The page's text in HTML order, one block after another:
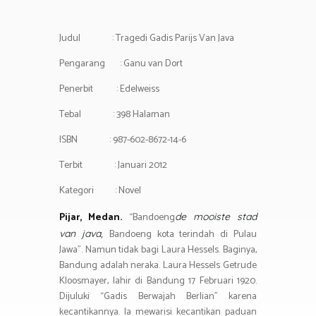
p
Judul : Tragedi Gadis Parijs Van Java
Pengarang : Ganu van Dort
Penerbit : Edelweiss
Tebal : 398 Halaman
ISBN : 987-602-8672-14-6
Terbit : Januari 2012
Kategori : Novel
Pijar, Medan. “Bandoengde mooiste stad
van java, Bandoeng kota terindah di Pulau
Jawa”. Namun tidak bagi Laura Hessels. Baginya,
Bandung adalah neraka. Laura Hessels Getrude
Kloosmayer, lahir di Bandung 17 Februari 1920.
Dijuluki “Gadis Berwajah Berlian” karena
kecantikannya. Ia mewarisi kecantikan paduan